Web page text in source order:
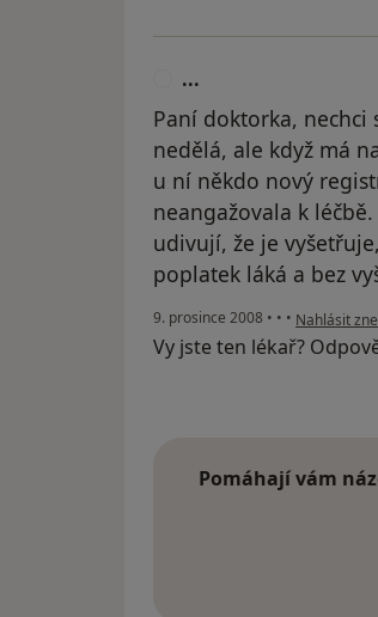
...
Paní doktorka,
nedělá, ale když má
u ní někdo nový
neangažovala k
udivují, že je
poplatek láká a bez
9. prosince 2008 • • • podle
Nahlásit
Vy jste ten lékař?
Pomáhají vám